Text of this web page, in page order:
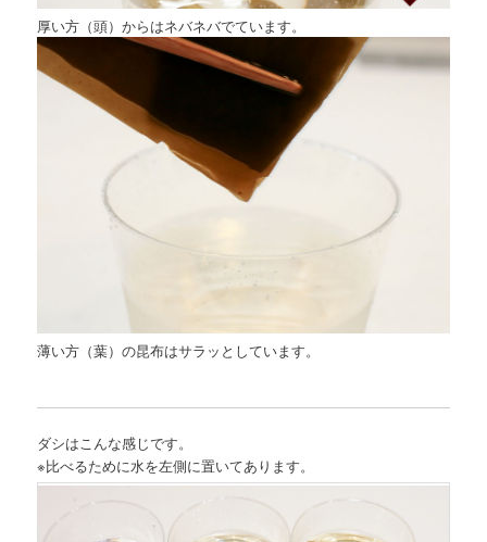
厚い方（頭）からはネバネバでています。
薄い方（葉）の昆布はサラッとしています。
ダシはこんな感じです。
※比べるために水を左側に置いてあります。